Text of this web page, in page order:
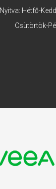
Nyitva: Hétfő-
Csütörtök-